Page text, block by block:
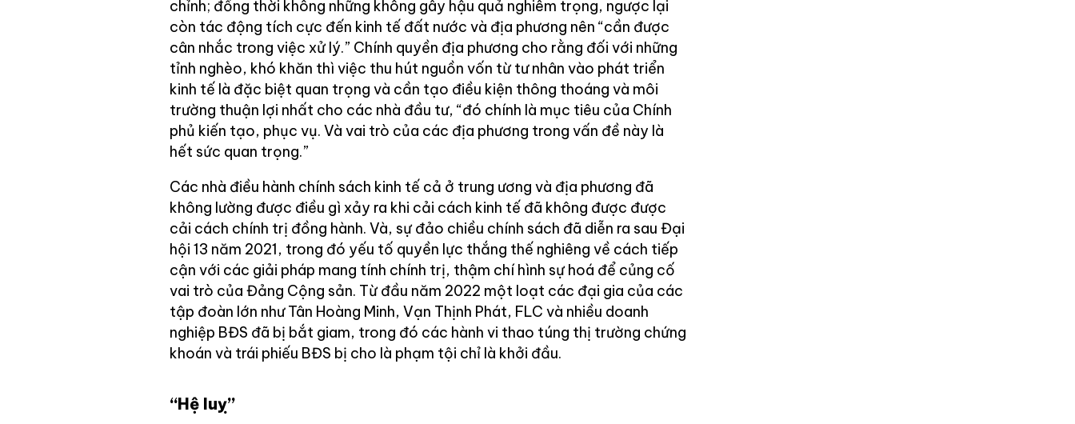
chỉnh; đồng thời không những không gây hậu quả nghiêm trọng, ngược lại
còn tác động tích cực đến kinh tế đất nước và địa phương nên “cần được
cân nhắc trong việc xử lý.” Chính quyền địa phương cho rằng đối với những
tỉnh nghèo, khó khăn thì việc thu hút nguồn vốn từ tư nhân vào phát triển
kinh tế là đặc biệt quan trọng và cần tạo điều kiện thông thoáng và môi
trường thuận lợi nhất cho các nhà đầu tư, “đó chính là mục tiêu của Chính
phủ kiến tạo, phục vụ. Và vai trò của các địa phương trong vấn đề này là
hết sức quan trọng.”
Các nhà điều hành chính sách kinh tế cả ở trung ương và địa phương đã
không lường được điều gì xảy ra khi cải cách kinh tế đã không được được
cải cách chính trị đồng hành. Và, sự đảo chiều chính sách đã diễn ra sau Đại
hội 13 năm 2021, trong đó yếu tố quyền lực thắng thế nghiêng về cách tiếp
cận với các giải pháp mang tính chính trị, thậm chí hình sự hoá để củng cố
vai trò của Đảng Cộng sản. Từ đầu năm 2022 một loạt các đại gia của các
tập đoàn lớn như Tân Hoàng Minh, Vạn Thịnh Phát, FLC và nhiều doanh
nghiệp BĐS đã bị bắt giam, trong đó các hành vi thao túng thị trường chứng
khoán và trái phiếu BĐS bị cho là phạm tội chỉ là khởi đầu.
“Hệ luỵ”